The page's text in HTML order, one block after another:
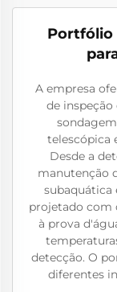
Portfólio
A empresa
de inspeção
telescópica
Desde a
manutenção
subaquática
projetado com
à prova
detecção. O
diferentes